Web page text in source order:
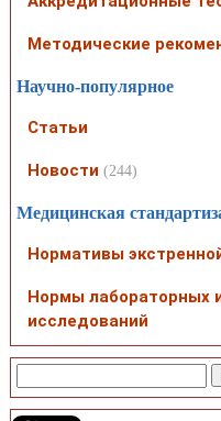
Методические
Научно-популярное
Статьи
Новости (244)
Медицинская
Нормативы
Нормы лабораторных
исследований